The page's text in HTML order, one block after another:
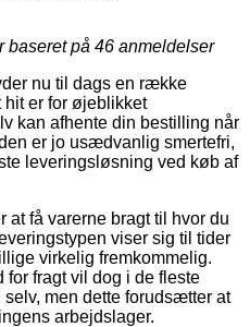
baseret på 46 anmeldelser
nu til dags en række
hit er for øjeblikket
kan afhente din bestilling når
er jo usædvanlig smertefri,
leveringsløsning ved køb af
få varerne bragt til hvor du
viser sig til tider
virkelig fremkommelig.
for fragt vil dog i de fleste
men dette forudsætter at
arbejdslager.